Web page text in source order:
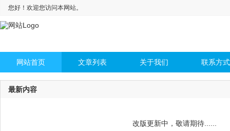
您好！欢迎您访问本网站。
网站首页 文章列表 关于我们 联系方式
最新内容
改版更新中，敬请期待......